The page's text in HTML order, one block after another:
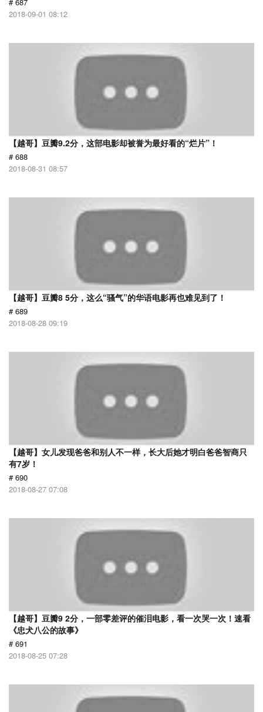
2018-09-01 08:12
【越哥】豆瓣9.2分，这部电影却被誉为最好看的“烂片”！
# 688
2018-08-31 08:57
【越哥】豆瓣8 5分，这么“骚气”的华语电影再也难见到了！
# 689
2018-08-28 09:19
【越哥】女儿发现爸爸和别人不一样，长大后她才明白爸爸智商只
有7岁！
# 690
2018-08-27 07:08
【越哥】豆瓣9 2分，一部零差评的催泪电影，看一次哭一次！速看
《忠犬八公的故事》
# 691
2018-08-25 07:28